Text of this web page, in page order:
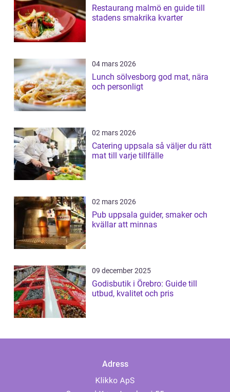
Restaurang malmö en guide till
stadens smakrika kvarter
04 mars 2026
Lunch sölvesborg god mat, nära
och personligt
02 mars 2026
Catering uppsala så väljer du rätt
mat till varje tillfälle
02 mars 2026
Pub uppsala guider, smaker och
kvällar att minnas
09 december 2025
Godisbutik i Örebro: Guide till
utbud, kvalitet och pris
Adress